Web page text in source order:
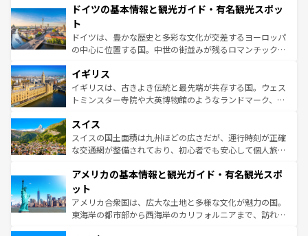
せる。地方によって風土や気候が異なるスペインはその個
ンテンツ一覧 を参照してほしい。
で、幅広い魅力が詰まっている。華麗な宮殿、歴史的な大
聖堂、美しいビーチ、そして豊かな自然が、訪れる者を心
から魅了する。また、フランスは美食の国としても知ら
れ、フランス料理はユネスコ無形文化遺産にも登録されて
香り高いラベンダー畑など、多彩な楽しみ方が可能だ。さ
らに、パリ以外の地域にも魅力が溢れており、どの街角に
も豊かな歴史と文化が息づいている。パリ以外の個性あふ
を参照してほしい。
ドイツの基本情報と観光ガイド・有名観光スポッ
ト
ドイツは、豊かな歴史と多彩な文化が交差するヨーロッパ
の中心に位置する国。中世の街並みが残るロマンチック街
顔を持つこの国は、どこを歩いても飽きることがない。ベ
ルリンの文化的活気、バイエルン州のアルプスの絶景、そ
してライン川沿いのワイン畑といった風景は必見。ビール
は、お酒好きな人にはぜひ体験してほしい。 なお、新着の
ドイツ情報はコンテンツ一覧を参照してほしい。
イギリス
イギリスは、古きよき伝統と最先端が共存する国。ウェス
トミンスター寺院や大英博物館のようなランドマーク、歴
リアごとに異なる魅力がある。また、優雅なアフタヌーン
ティー、ビール好きにはたまらない英国パブ、サッカー観
戦など、本場だからこそできる体験も豊富。イギリスを旅
ンツ一覧を参照してほしい。
スイス
スイスの国土面積は九州ほどの広さだが、運行時刻が正確
な交通網が整備されており、初心者でも安心して個人旅行
の建物がそのまま残る町や、スイスならではのユニークな
博物館もあり、アルプス観光だけでなく町歩きも満喫する
ことができる。国民の所得が高いため物価も高いが、旅行
者向けの交通パス提供のサービスもあり、うまく活用すれ
アメリカの基本情報と観光ガイド・有名観光スポ
ット
アメリカ合衆国は、広大な土地と多様な文化が魅力の国。
東海岸の都市部から西海岸のカリフォルニアまで、訪れる